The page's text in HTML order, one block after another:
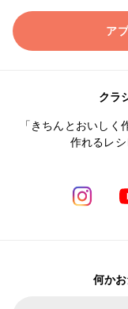
ア
クラ
「きちんとおいし
作れるレ
何か